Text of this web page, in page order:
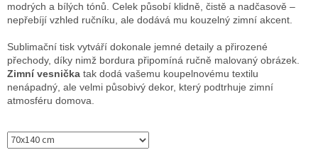
modrých a bílých tónů. Celek působí klidně, čistě a nadčasově –
nepřebíjí vzhled ručníku, ale dodává mu kouzelný zimní akcent.
Sublimační tisk vytváří dokonale jemné detaily a přirozené
přechody, díky nimž bordura připomíná ručně malovaný obrázek.
Zimní vesnička tak dodá vašemu koupelnovému textilu
nenápadný, ale velmi působivý dekor, který podtrhuje zimní
atmosféru domova.